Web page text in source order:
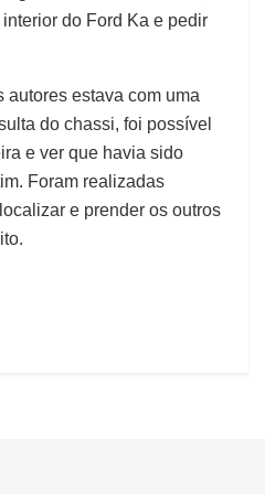
do Ford Ka e pedir
estava com uma
do chassi, foi possível
e ver que havia sido
Foram realizadas
e prender os outros